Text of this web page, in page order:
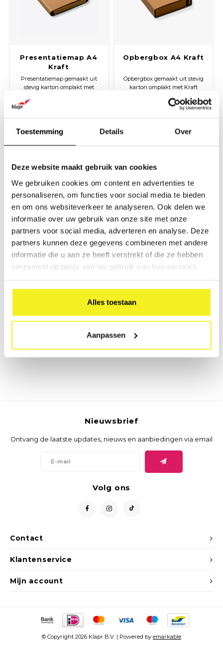
Toestemming Details Over
Deze website maakt gebruik van cookies
We gebruiken cookies om content en advertenties te
personaliseren, om functies voor social media te bieden
en om ons websiteverkeer te analyseren. Ook delen we
informatie over uw gebruik van onze site met onze
partners voor social media, adverteren en analyse. Deze
partners kunnen deze gegevens combineren met andere
informatie die u aan ze heeft verstrekt of die ze hebben
verzameld op basis van uw gebruik van hun services.
Alles toestaan
Aanpassen
Presentatiemap A4
Kraft
Presentatiemap gemaakt uit
stevig karton omplakt met
d.m.v. een klittenbandsluiting.
Opbergbox A4 Kraft
Opbergbox gemaakt uit stevig
karton omplakt met Kraft
gesloten door een zwart breed
€7,50
Incl. btw)
Elastomap A3 Kraft
stevig karton omplakt met
(€24,14Incl. btw)
Contact
Nieuwsbrief
Ontvang de laatste updates, nieuws en aanbiedingen via email
Volg ons
Klantenservice
Mijn account
© Copyright 2026 Klapr B.V. | Powered by emarkable